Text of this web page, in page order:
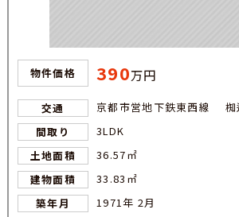
物件価格 390万円
交通
京都市営地下鉄東西線 椥
間取り
3LDK
土地面積
36.57㎡
建物面積
33.83㎡
築年月
1971年 2月